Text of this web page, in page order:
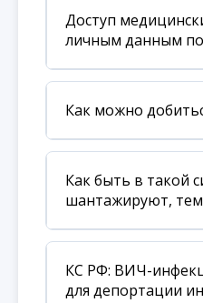
Доступ
личным данным
Как можно
Как быть в такой
шантажируют, тем
КС РФ: ВИЧ-
для депортации